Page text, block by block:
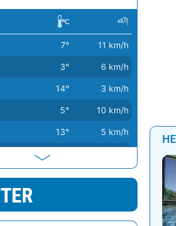
7° 11 km/h
3° 6 km/h
14° 3 km/h
5° 10 km/h
13° 5 km/h
11° 8 km/h